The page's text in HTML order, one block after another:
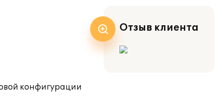
конфигурации
Отзыв клиента